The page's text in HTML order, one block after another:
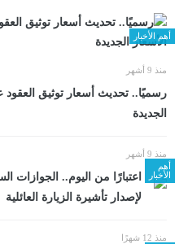
أهم الأخبار
منذ 9 أشهر
رسميًا.. تحديث أسعار توثيق
الجديدة
منذ 9 أشهر
أهم
الأخبار
اعتبارًا من اليوم.. الجوازات
لإصدار تأشيرة الزيارة العائلية
منذ 12 شهرًا